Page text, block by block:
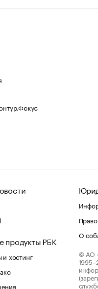
продукты РБК
хостинг
О
© АО